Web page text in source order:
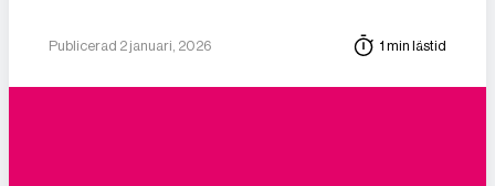
Publicerad 2 januari, 2026 1 min lästid